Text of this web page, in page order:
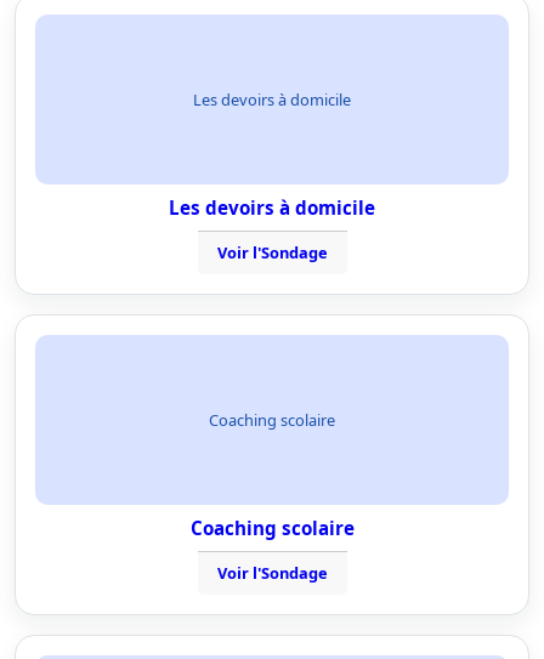
Les devoirs à domicile
Les devoirs à domicile
Voir l'Sondage
Coaching scolaire
Coaching scolaire
Voir l'Sondage